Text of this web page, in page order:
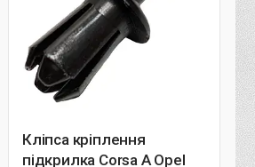
Кліпса кріплення
підкрилка Corsa A Opel